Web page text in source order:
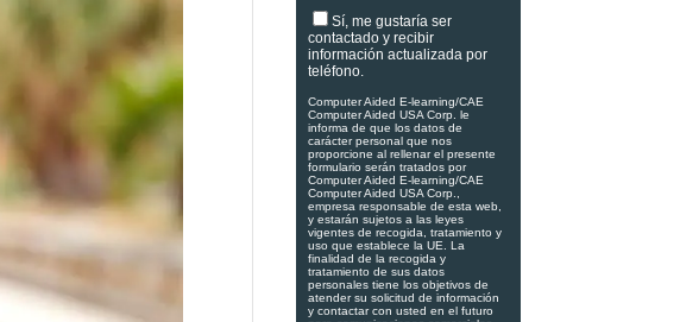
Sí, me gustaría ser
contactado y recibir
información actualizada por
teléfono.
Computer Aided E-learning/CAE
Computer Aided USA Corp. le
informa de que los datos de
carácter personal que nos
proporcione al rellenar el presente
formulario serán tratados por
Computer Aided E-learning/CAE
Computer Aided USA Corp.,
empresa responsable de esta web,
y estarán sujetos a las leyes
vigentes de recogida, tratamiento y
uso que establece la UE. La
finalidad de la recogida y
tratamiento de sus datos
personales tiene los objetivos de
atender su solicitud de información
y contactar con usted en el futuro